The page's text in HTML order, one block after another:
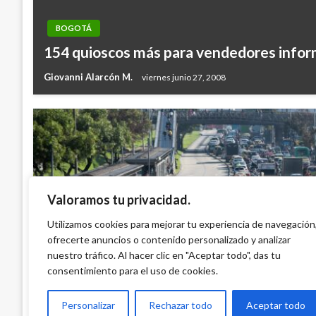
Valoramos tu privacidad.
Utilizamos cookies para mejorar tu experiencia de navegación,
ofrecerte anuncios o contenido personalizado y analizar
nuestro tráfico. Al hacer clic en "Aceptar todo", das tu
consentimiento para el uso de cookies.
Personalizar Rechazar todo Aceptar todo
BOGOTÁ
154 quioscos más para vendedores
Giovanni Alarcón M. viernes junio 27, 2008
BOGOTÁ
Pico y Placa particulares: Viernes 23 de
pueden circular placas terminadas en 6,
Ariel Cabrera viernes junio 23, 2023